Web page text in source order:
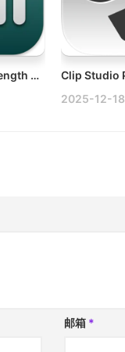
WiFi Signal: Strength Analyzer v4.5.1 Mac监控WiFi信号质量破解版
2025-12-18
邮箱 *